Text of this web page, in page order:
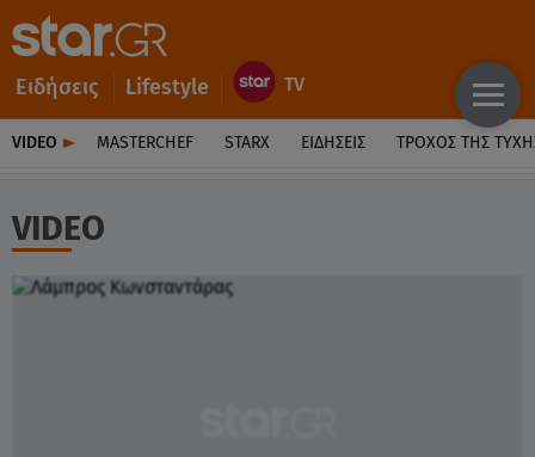
Ειδήσεις Lifestyle
VIDEO MASTERCHEF STARX ΕΙΔΉΣΕΙΣ ΤΡΟΧΌΣ ΤΗΣ
VIDEO